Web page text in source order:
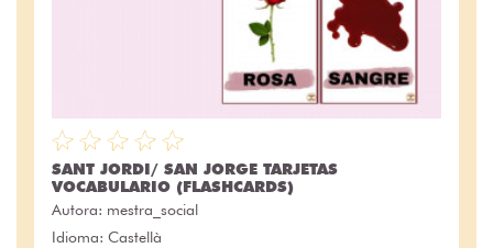
SANT JORDI/ SAN JORGE TARJETAS
VOCABULARIO (FLASHCARDS)
Autora: mestra_social
Idioma: Castellà